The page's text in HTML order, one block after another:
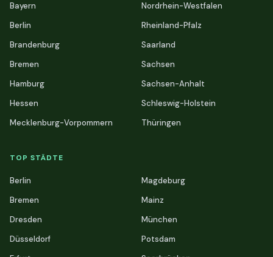
Bayern
Berlin
Brandenburg
Bremen
Hamburg
Hessen
Mecklenburg-Vorpommern
Nordrhein-Westfalen
Rheinland-Pfalz
Saarland
Sachsen
Sachsen-Anhalt
Schleswig-Holstein
Thüringen
TOP STÄDTE
Berlin
Bremen
Dresden
Düsseldorf
Magdeburg
Mainz
München
Potsdam